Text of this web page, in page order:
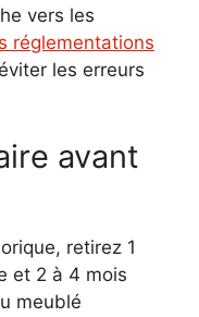
vers les
réglementations
les erreurs
retirez 1
et 2 à 4 mois
meublé